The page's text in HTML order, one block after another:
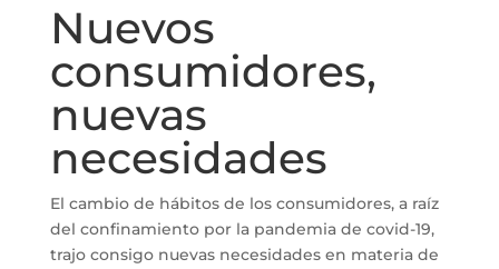
Nuevos
consumidores,
nuevas
necesidades
El cambio de hábitos de los consumidores, a raíz
del confinamiento por la pandemia de covid-19,
trajo consigo nuevas necesidades en materia de